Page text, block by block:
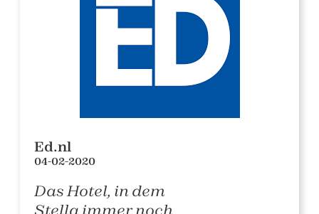
Ed.nl
04-02-2020
Das Hotel, in dem
Stella immer noch